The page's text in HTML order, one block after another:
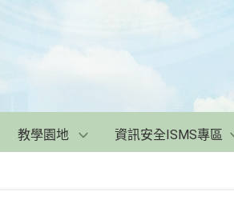
教學園地 資訊安全ISMS專區